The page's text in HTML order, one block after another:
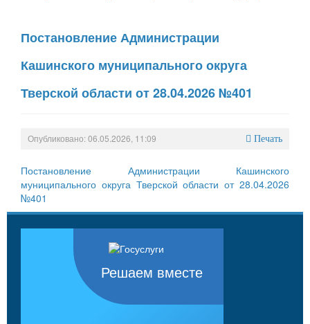
Постановление Администрации
Кашинского муниципального округа
Тверской области от 28.04.2026 №401
Опубликовано: 06.05.2026, 11:09 Печать
Постановление Администрации Кашинского
муниципального округа Тверской области от 28.04.2026
№401
Решаем вместе